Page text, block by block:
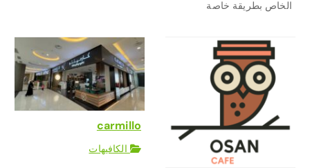
الخاص بطريقة خاصة
carmillo
الكافيهات